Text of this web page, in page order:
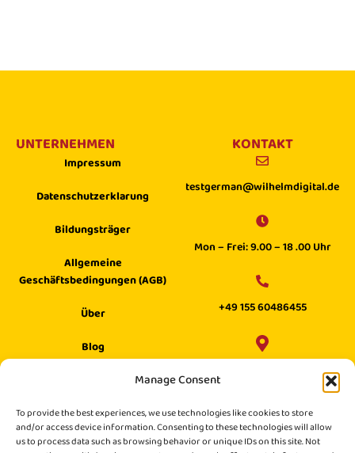
Manage Consent
To provide the best experiences, we use technologies like cookies to store
and/or access device information. Consenting to these technologies will allow
us to process data such as browsing behavior or unique IDs on this site. Not
UNTERNEHMEN
Impressum
Datenschutzerklarung
Bildungsträger
Allgemeine
Geschäftsbedingungen (AGB)
Über
Blog
KONTAKT
testgerman@wilhelmdigital.de
Mon – Frei: 9.00 – 18 .00 Uhr
+49 155 60486455
Philippstraße 27, 52349 Düren,
Germany